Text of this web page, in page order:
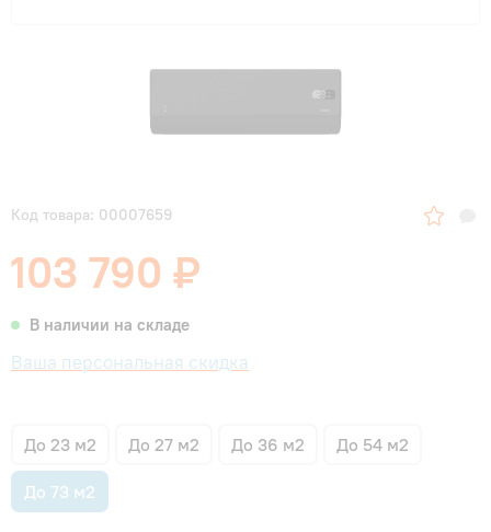
Код товара: 00007659
103 790 ₽
В наличии на складе
Ваша персональная скидка
До 23 м2 До 27 м2 До 36 м2 До 54 м2
До 73 м2